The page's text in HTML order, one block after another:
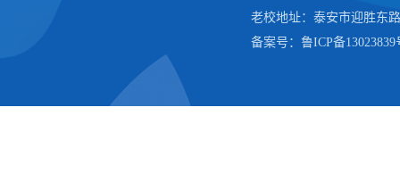
老校地址：泰安市迎胜东
备案号：鲁ICP备13023839